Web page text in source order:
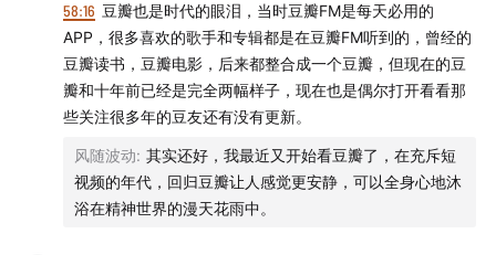
年轻的张一鸣
58:16 豆瓣也是时代的眼泪，当时豆瓣FM是每天必用的
APP，很多喜欢的歌手和专辑都是在豆瓣FM听到的，曾经的
豆瓣读书，豆瓣电影，后来都整合成一个豆瓣，但现在的豆
瓣和十年前已经是完全两幅样子，现在也是偶尔打开看看那
些关注很多年的豆友还有没有更新。
风随波动: 其实还好，我最近又开始看豆瓣了，在充斥短
视频的年代，回归豆瓣让人感觉更安静，可以全身心地沐
浴在精神世界的漫天花雨中。